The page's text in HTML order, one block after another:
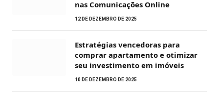
nas Comunicações Online
12 DE DEZEMBRO DE 2025
Estratégias vencedoras para
comprar apartamento e otimizar
seu investimento em imóveis
10 DE DEZEMBRO DE 2025